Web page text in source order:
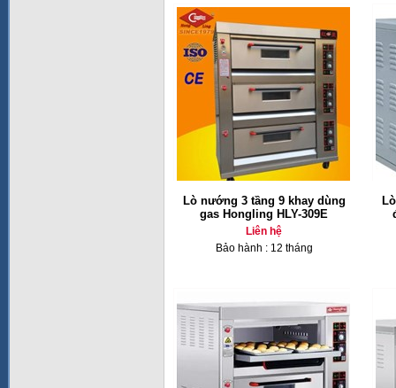
Lò nướng 3 tầng 9 khay dùng
gas Hongling HLY-309E
Liên hệ
Bảo hành : 12 tháng